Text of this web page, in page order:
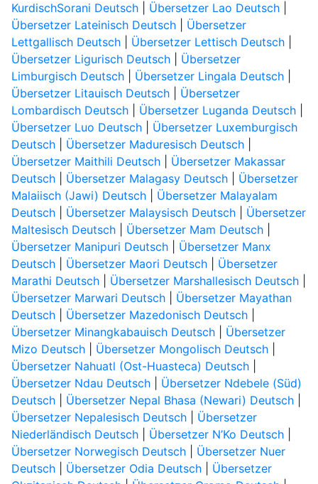
KurdischSorani Deutsch| Übersetzer Lao Deutsch|
Übersetzer Lateinisch Deutsch| Übersetzer
Lettgallisch Deutsch| Übersetzer Lettisch Deutsch|
Übersetzer Ligurisch Deutsch| Übersetzer
Limburgisch Deutsch| Übersetzer Lingala Deutsch|
Übersetzer Litauisch Deutsch| Übersetzer
Lombardisch Deutsch| Übersetzer Luganda Deutsch|
Übersetzer Luo Deutsch| Übersetzer Luxemburgisch
Deutsch| Übersetzer Maduresisch Deutsch|
Übersetzer Maithili Deutsch| Übersetzer Makassar
Deutsch| Übersetzer Malagasy Deutsch| Übersetzer
Malaiisch (Jawi) Deutsch| Übersetzer Malayalam
Deutsch| Übersetzer Malaysisch Deutsch| Übersetzer
Maltesisch Deutsch| Übersetzer Mam Deutsch|
Übersetzer Manipuri Deutsch| Übersetzer Manx
Deutsch| Übersetzer Maori Deutsch| Übersetzer
Marathi Deutsch| Übersetzer Marshallesisch Deutsch|
Übersetzer Marwari Deutsch| Übersetzer Mayathan
Deutsch| Übersetzer Mazedonisch Deutsch|
Übersetzer Minangkabauisch Deutsch| Übersetzer
Mizo Deutsch| Übersetzer Mongolisch Deutsch|
Übersetzer Nahuatl (Ost-Huasteca) Deutsch|
Übersetzer Ndau Deutsch| Übersetzer Ndebele (Süd)
Deutsch| Übersetzer Nepal Bhasa (Newari) Deutsch|
Übersetzer Nepalesisch Deutsch| Übersetzer
Niederländisch Deutsch| Übersetzer N’Ko Deutsch|
Übersetzer Norwegisch Deutsch| Übersetzer Nuer
Deutsch| Übersetzer Odia Deutsch| Übersetzer